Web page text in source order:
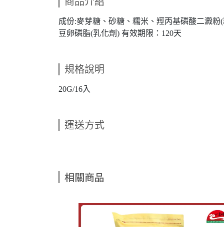
成份:麥芽糖、砂糖、糯米、羥丙基磷酸二澱
豆卵磷脂(乳化劑) 有效期限：120天
規格說明
20G/16入
運送方式
相關商品